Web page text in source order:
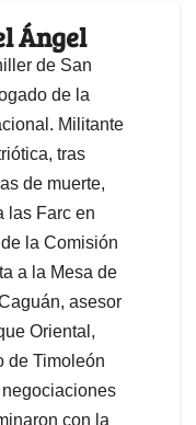
Ángel
de San
de la
Militante
tras
de muerte,
las Farc en
la Comisión
a la Mesa de
asesor
Oriental,
de Timoleón
con la